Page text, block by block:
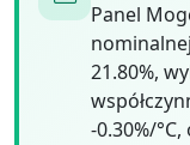
Panel
21.80%,
-0.30%/